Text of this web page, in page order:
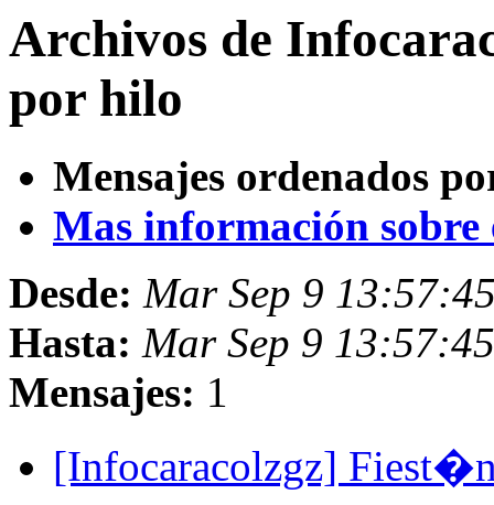
Archivos de
por hilo
Mensajes ordenados
Mas información sobre
Desde: Mar Sep 9
Hasta: Mar Sep 9
Mensajes: 1
[Infocaracolzgz]